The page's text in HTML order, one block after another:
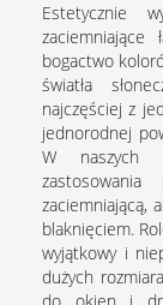
Estetycznie
zaciemniające
bogactwo
światła
najczęściej z
jednorodnej
W naszych
zaciemniającą,
blaknięciem.
wyjątkowy i
dużych